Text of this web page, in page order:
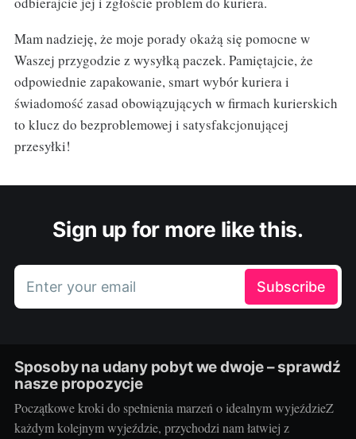
Mam nadzieję, że moje porady okażą się pomocne w
Waszej przygodzie z wysyłką paczek. Pamiętajcie, że
odpowiednie zapakowanie, smart wybór kuriera i
świadomość zasad obowiązujących w firmach kurierskich
to klucz do bezproblemowej i satysfakcjonującej
przesyłki!
Sign up for more like this.
Enter your email Subscribe
Sposoby na udany pobyt we dwoje – sprawdź
nasze propozycje
Początkowe kroki do spełnienia marzeń o idealnym wyjeździeZ
każdym kolejnym wyjeździe, przychodzi nam łatwiej z